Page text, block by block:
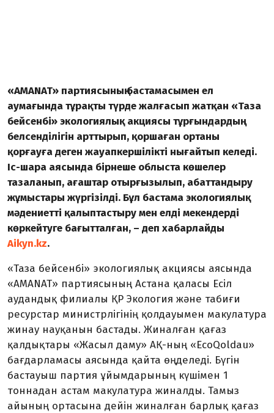
«AMANAT» партиясының бастамасымен ел
аумағында тұрақты түрде жалғасып жатқан «Таза
бейсенбі» экологиялық акциясы тұрғындардың
белсенділігін арттырып, қоршаған ортаны
қорғауға деген жауапкершілікті нығайтып келеді.
Іс-шара аясында бірнеше облыста көшелер
тазаланып, ағаштар отырғызылып, абаттандыру
жұмыстары жүргізілді. Бұл бастама экологиялық
мәдениетті қалыптастыру мен елді мекендерді
көркейтуге бағытталған, – деп хабарлайды
Aikyn.kz.
«Таза бейсенбі» экологиялық акциясы аясында
«AMANAT» партиясының Астана қаласы Есіл
аудандық филиалы ҚР Экология және табиғи
ресурстар министрлігінің қолдауымен макулатура
жинау науқанын бастады. Жиналған қағаз
қалдықтары «Жасыл даму» АҚ-ның «EcoQoldau»
бағдарламасы аясында қайта өңделеді. Бүгін
бастауыш партия ұйымдарының күшімен 1
тоннадан астам макулатура жиналды. Тамыз
айының ортасына дейін жиналған барлық қағаз